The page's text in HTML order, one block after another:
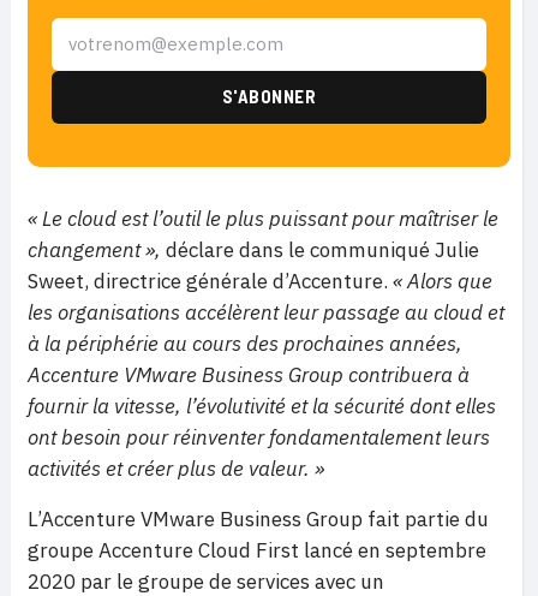
« Le cloud est l’outil le plus puissant pour maîtriser le
changement », déclare dans le communiqué Julie
Sweet, directrice générale d’Accenture. « Alors que
les organisations accélèrent leur passage au cloud et
à la périphérie au cours des prochaines années,
Accenture VMware Business Group contribuera à
fournir la vitesse, l’évolutivité et la sécurité dont elles
ont besoin pour réinventer fondamentalement leurs
activités et créer plus de valeur. »
L’Accenture VMware Business Group fait partie du
groupe Accenture Cloud First lancé en septembre
2020 par le groupe de services avec un